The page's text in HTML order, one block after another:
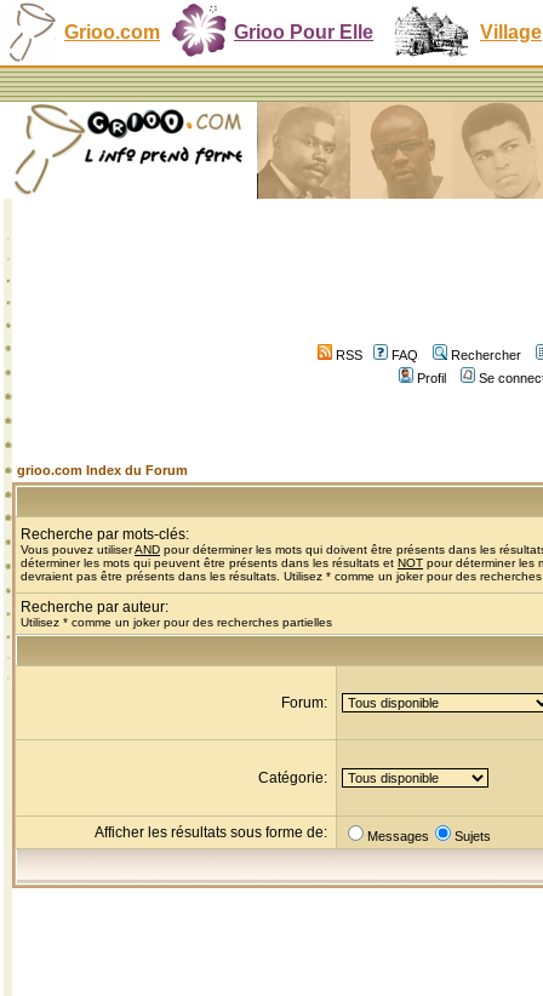
Grioo.com Grioo Pour Elle Village
RSS FAQ
Rechercher
Profil
Se
grioo.com Index du Forum
Recherche par mots-clés:
Vous pouvez utiliserAND pour déterminer les mots qui doivent être présents dans les
déterminer les mots qui peuvent être présents dans les résultats et NOT pour déterminer les
devraient pas être présents dans les résultats. Utilisez * comme un joker pour des
Recherche par auteur:
Utilisez * comme un joker pour des recherches partielles
Forum:
Catégorie:
Afficher les résultats sous forme de: Messages Sujets